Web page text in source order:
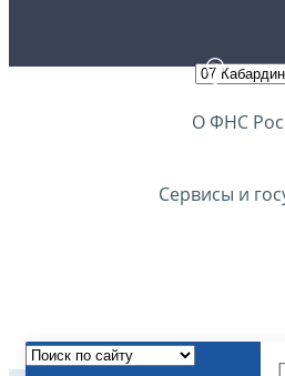
О ФНС
Сервисы и